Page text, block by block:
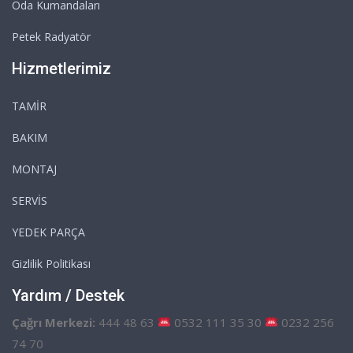
Oda Kumandaları
Petek Radyatör
Hizmetlerimiz
TAMİR
BAKIM
MONTAJ
SERVİS
YEDEK PARÇA
Gizlilik Politikası
Yardım / Destek
Çağrı Merkezi: 444 48 63 0532 111 35 30
0232 256
74 70